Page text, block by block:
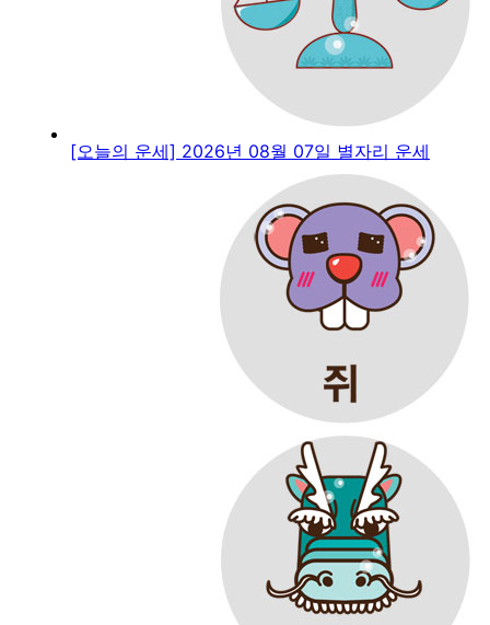
[오늘의 운세] 2026년 08월 07일 별자리 운세